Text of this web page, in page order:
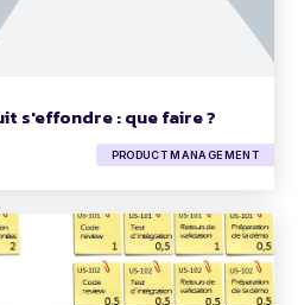
s'effondre : que faire ?
PRODUCT MANAGEMENT